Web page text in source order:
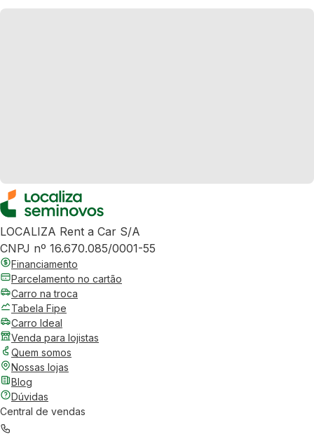
LOCALIZA Rent a Car S/A
CNPJ nº 16.670.085/0001-55
Financiamento
Parcelamento no cartão
Carro na troca
Tabela Fipe
Carro Ideal
Venda para lojistas
Quem somos
Nossas lojas
Blog
Dúvidas
Central de vendas